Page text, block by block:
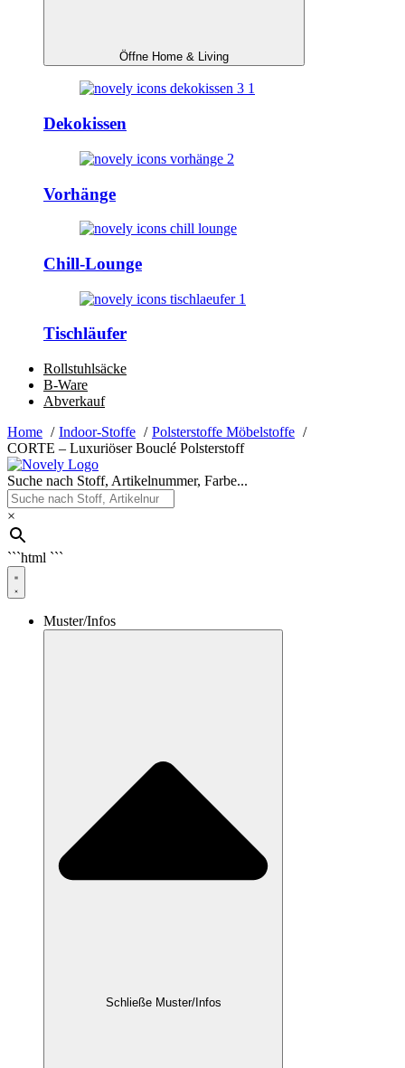
Öffne Home & Living
Dekokissen
Vorhänge
Chill-Lounge
Tischläufer
Rollstuhlsäcke
B-Ware
Abverkauf
Home
Indoor-Stoffe
Polsterstoffe Möbelstoffe
CORTE – Luxuriöser Bouclé Polsterstoff
Suche nach Stoff, Artikelnummer, Farbe...
×
```html ```
Muster/Infos
Schließe Muster/Infos